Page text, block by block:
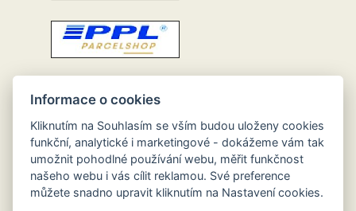
Informace o cookies
Kliknutím na Souhlasím se vším budou uloženy cookies
funkční, analytické i marketingové - dokážeme vám tak
umožnit pohodlné používání webu, měřit funkčnost
našeho webu i vás cílit reklamou. Své preference
můžete snadno upravit kliknutím na Nastavení cookies.